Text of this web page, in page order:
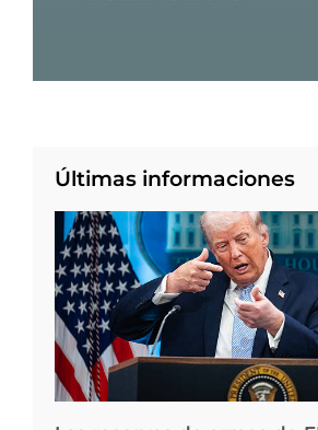
Últimas informaciones